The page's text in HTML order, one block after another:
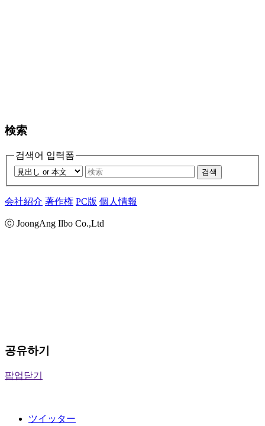
検索
검색어 입력폼
검색
会社紹介 著作権 PC版 個人情報
ⓒ JoongAng Ilbo Co.,Ltd
공유하기
팝업닫기
ツイッター